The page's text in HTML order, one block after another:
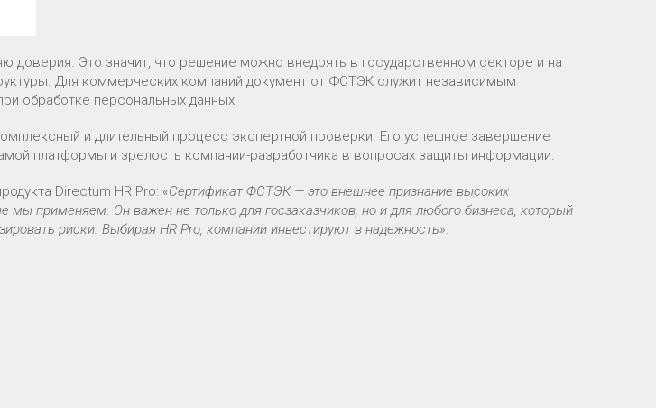
доверия. Это значит, что решение можно внедрять в государственном секторе и на
Для коммерческих компаний документ от ФСТЭК служит независимым
обработке персональных данных.
и длительный процесс экспертной проверки. Его успешное завершение
платформы и зрелость компании-разработчика в вопросах защиты информации.
Directum HR Pro: «Сертификат ФСТЭК — это внешнее признание высоких
мы применяем. Он важен не только для госзаказчиков, но и для любого бизнеса, который
риски. Выбирая HR Pro, компании инвестируют в надежность».